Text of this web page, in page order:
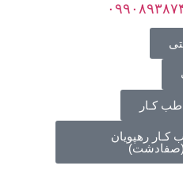
طب کـار
رهپویان